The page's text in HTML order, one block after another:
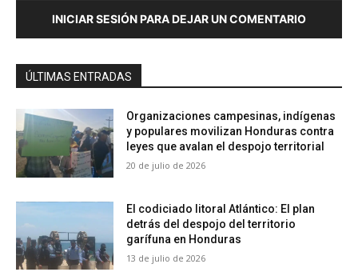
INICIAR SESIÓN PARA DEJAR UN COMENTARIO
ÚLTIMAS ENTRADAS
Organizaciones campesinas, indígenas
y populares movilizan Honduras contra
leyes que avalan el despojo territorial
20 de julio de 2026
El codiciado litoral Atlántico: El plan
detrás del despojo del territorio
garífuna en Honduras
13 de julio de 2026